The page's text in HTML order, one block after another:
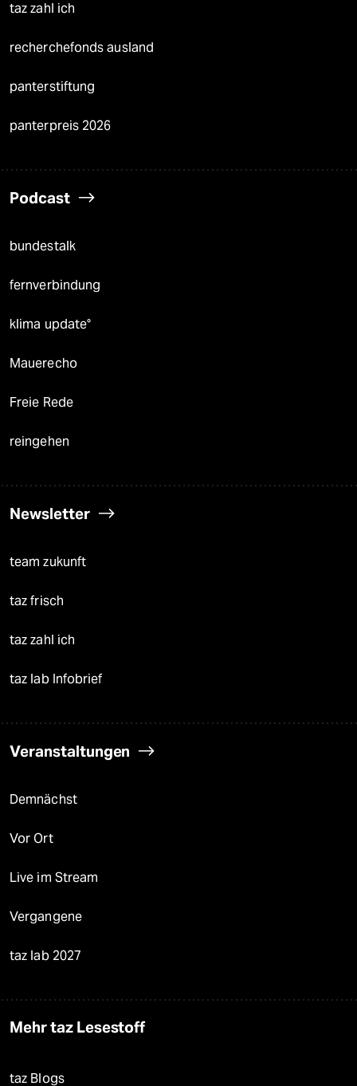
taz zahl ich
recherchefonds ausland
panterstiftung
panterpreis 2026
Podcast
bundestalk
fernverbindung
klima update°
Mauerecho
Freie Rede
reingehen
Newsletter
team zukunft
taz frisch
taz zahl ich
taz lab Infobrief
Veranstaltungen
Demnächst
Vor Ort
Live im Stream
Vergangene
taz lab 2027
Mehr taz Lesestoff
taz Blogs